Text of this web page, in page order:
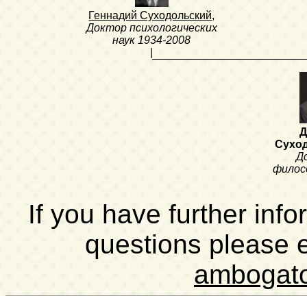
Геннадий Суходольский,
Доктор психологических
наук 1934-2008
If you have further
questions please